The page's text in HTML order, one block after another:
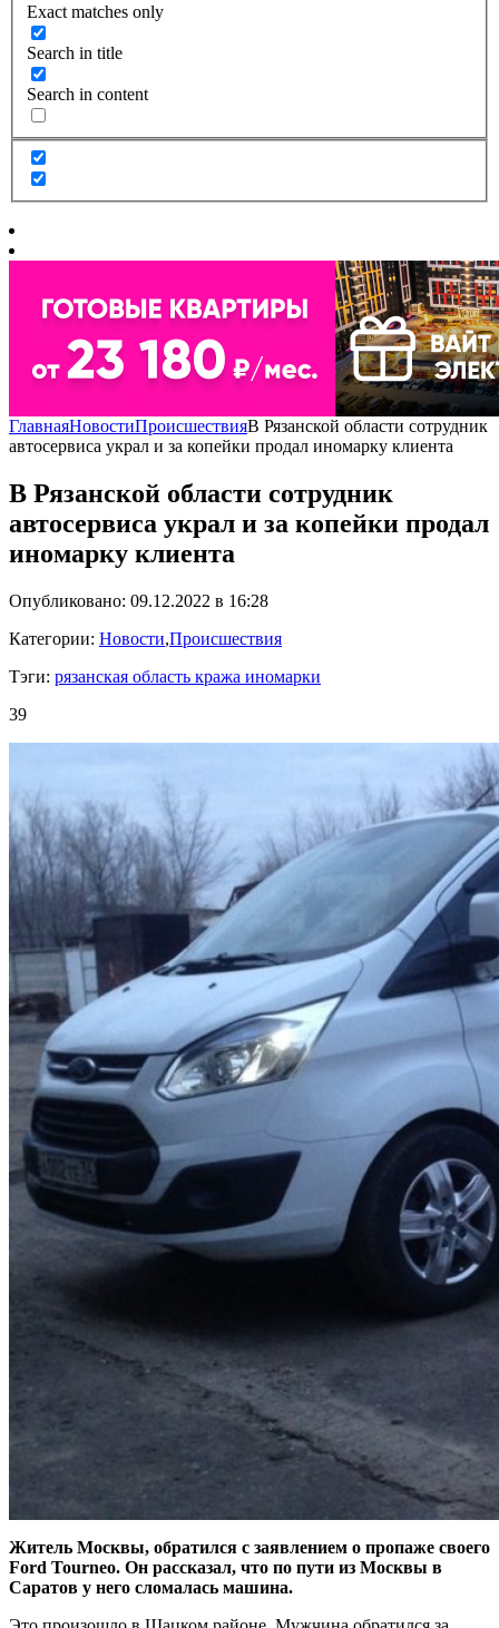
Exact matches only
Search in title
Search in content
ГлавнаяНовостиПроисшествияВ Рязанской области сотрудник
автосервиса украл и за копейки продал иномарку клиента
В Рязанской области сотрудник
автосервиса украл и за копейки продал
иномарку клиента
Опубликовано: 09.12.2022 в 16:28
Категории: Новости,Происшествия
Тэги: рязанская область кража иномарки
39
Житель Москвы, обратился с заявлением о пропаже своего
Ford Tourneo. Он рассказал, что по пути из Москвы в
Саратов у него сломалась машина.